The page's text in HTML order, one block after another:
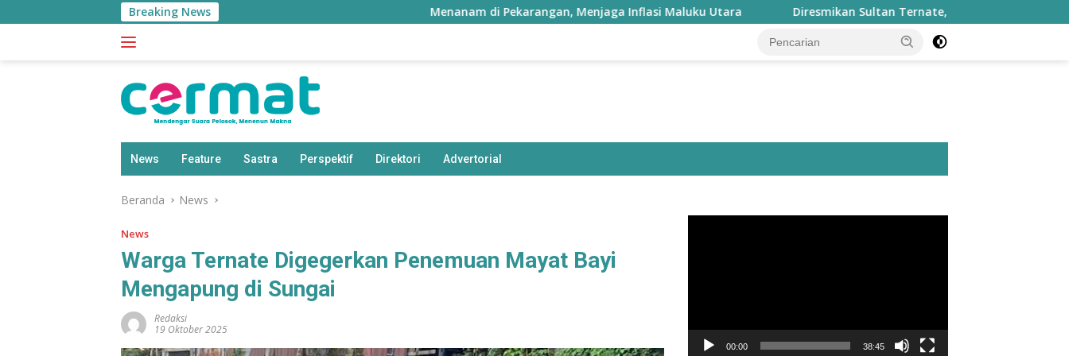
ke
Breaking News Menanam di Pekarangan, Menjaga Inflasi Maluku Utara Diresmikan Sultan Ternate, Masjid Nurul Fasyah Takome
News Feature Sastra Perspektif Direktori Advertorial
Beranda News
News
Warga Ternate Digegerkan Penemuan Mayat Bayi
Mengapung di Sungai
Redaksi
19 Oktober 2025
00:00 38:45